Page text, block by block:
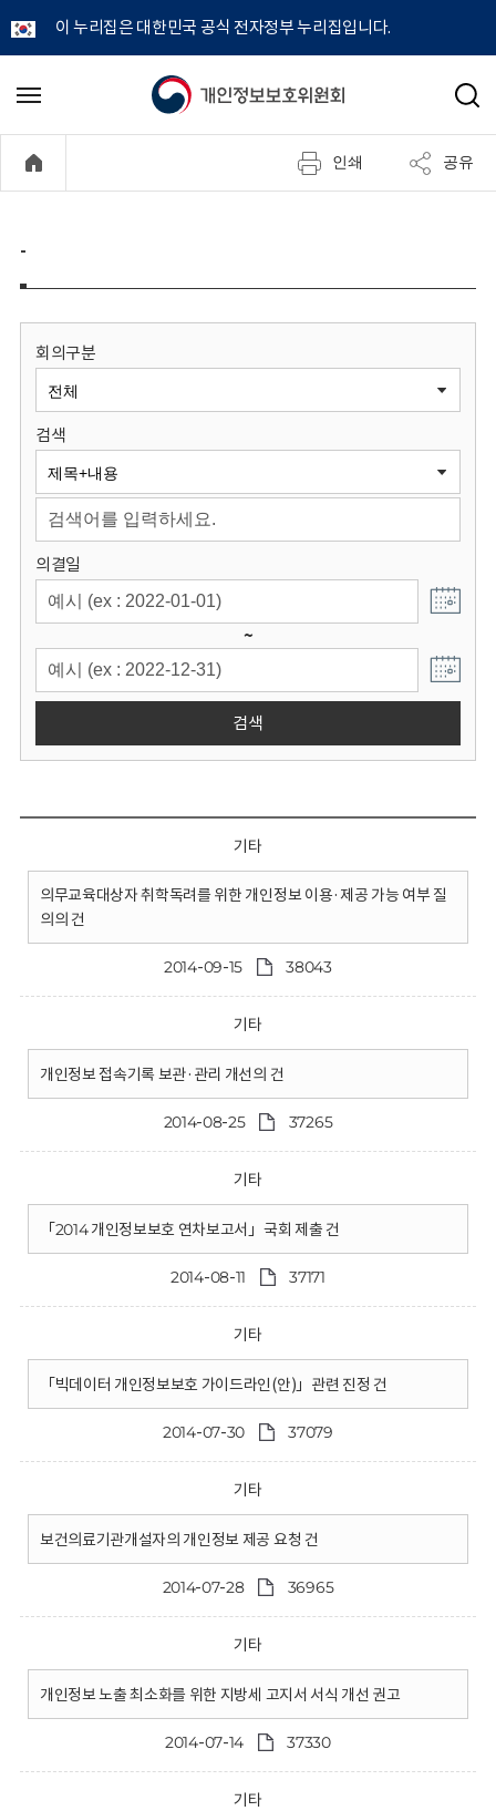
이 누리집은 대한민국 공식 전자정부 누리집입니다.
개
정
보
원
회
메
기
검
인쇄 공유
-
회의구분
검색
의결일
~
검색
기타
의무교육대상자 취학독려를 위한 개인정보 이용·제공 가능 여부 질
의의 건
2014-09-15 38043
기타
개인정보 접속기록 보관·관리 개선의 건
2014-08-25 37265
기타
「2014 개인정보보호 연차보고서」국회 제출 건
2014-08-11 37171
기타
「빅데이터 개인정보보호 가이드라인(안)」관련 진정 건
2014-07-30 37079
기타
보건의료기관개설자의 개인정보 제공 요청 건
2014-07-28 36965
기타
개인정보 노출 최소화를 위한 지방세 고지서 서식 개선 권고
2014-07-14 37330
기타